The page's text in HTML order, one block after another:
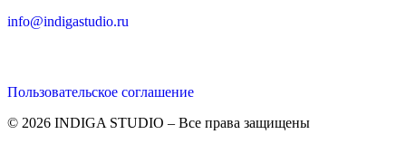
info@indigastudio.ru
Пользовательское соглашение
© 2026 INDIGA STUDIO – Все права защищены